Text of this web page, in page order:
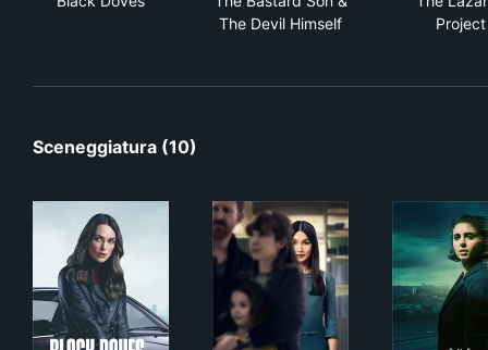
The Devil Himself
Project
Sceneggiatura (10)